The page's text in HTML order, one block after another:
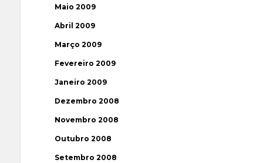
Maio 2009
Abril 2009
Março 2009
Fevereiro 2009
Janeiro 2009
Dezembro 2008
Novembro 2008
Outubro 2008
Setembro 2008